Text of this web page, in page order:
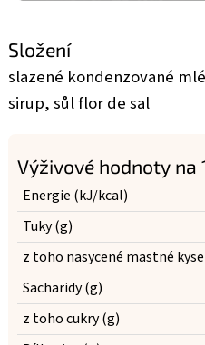
Složení
slazené kondenzované
sirup, sůl flor de sal
Výživové hodnoty na
Energie (kJ/kcal)
Tuky (g)
z toho nasycené mastné
Sacharidy (g)
z toho cukry (g)